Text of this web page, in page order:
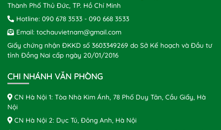
Thành Phố Thủ Đức, TP. Hồ Chí Minh
Hotline: 090 678 3533 - 090 668 3533
Email: tochauvietnam@gmail.com
Giấy chứng nhận ĐKKD số 3603349269 do Sở Kế hoạch và Đầu tư
tỉnh Đồng Nai cấp ngày 20/01/2016
CHI NHÁNH VĂN PHÒNG
CN Hà Nội 1: Tòa Nhà Kim Ánh, 78 Phố Duy Tân, Cầu Giấy, Hà
Nội
CN Hà Nội 2: Dục Tú, Đông Anh, Hà Nội